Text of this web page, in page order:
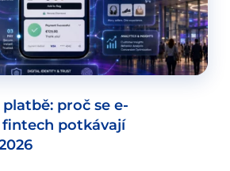
proč se e-
potkávají